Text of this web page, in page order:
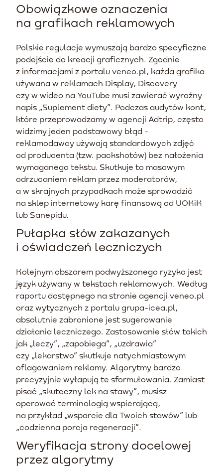
Obowiązkowe oznaczenia
na grafikach reklamowych
Polskie regulacje wymuszają bardzo specyficzne
podejście do kreacji graficznych. Zgodnie
z informacjami z portalu veneo.pl, każda grafika
używana w reklamach Display, Discovery
czy w wideo na YouTube musi zawierać wyraźny
napis „Suplement diety”. Podczas audytów kont,
które przeprowadzamy w agencji Adtrip, często
widzimy jeden podstawowy błąd -
reklamodawcy używają standardowych zdjęć
od producenta (tzw. packshotów) bez nałożenia
wymaganego tekstu. Skutkuje to masowym
odrzucaniem reklam przez moderatorów,
a w skrajnych przypadkach może sprowadzić
na sklep internetowy karę finansową od UOKiK
lub Sanepidu.
Pułapka słów zakazanych
i oświadczeń leczniczych
Kolejnym obszarem podwyższonego ryzyka jest
język używany w tekstach reklamowych. Według
raportu dostępnego na stronie agencji veneo.pl
oraz wytycznych z portalu grupa-icea.pl,
absolutnie zabronione jest sugerowanie
działania leczniczego. Zastosowanie słów takich
jak „leczy”, „zapobiega”, „uzdrawia”
czy „lekarstwo” skutkuje natychmiastowym
oflagowaniem reklamy. Algorytmy bardzo
precyzyjnie wyłapują te sformułowania. Zamiast
pisać „skuteczny lek na stawy”, musisz
operować terminologią wspierającą,
na przykład „wsparcie dla Twoich stawów” lub
„codzienna porcja regeneracji”.
Weryfikacja strony docelowej
przez algorytmy